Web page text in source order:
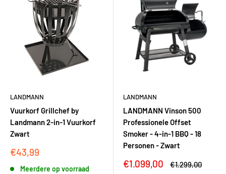
LANDMANN
Vuurkorf Grillchef by
Landmann 2-in-1 Vuurkorf
Zwart
Kortingsprijs
€43,99
Meerdere op voorraad
LANDMANN
LANDMANN Vinson 500
Professionele Offset
Smoker - 4-in-1 BBQ - 18
Personen - Zwart
Kortingsprijs
€1.099,00 Adviesprijs
€1.299,00